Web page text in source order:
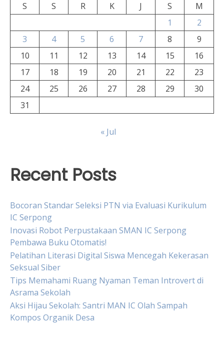
S
S R K J S
M
1
2
3
4 5 6 7 8
9
10
11 12 13 14 15
16
17
18 19 20 21 22
23
24
25 26 27 28 29
30
31
« Jul
Recent Posts
Bocoran Standar Seleksi PTN via Evaluasi Kurikulum
IC Serpong
Inovasi Robot Perpustakaan SMAN IC Serpong
Pembawa Buku Otomatis!
Pelatihan Literasi Digital Siswa Mencegah Kekerasan
Seksual Siber
Tips Memahami Ruang Nyaman Teman Introvert di
Asrama Sekolah
Aksi Hijau Sekolah: Santri MAN IC Olah Sampah
Kompos Organik Desa